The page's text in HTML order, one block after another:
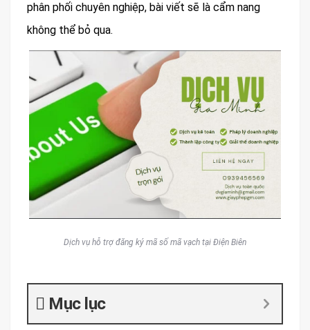
phân phối chuyên nghiệp, bài viết sẽ là cẩm nang
không thể bỏ qua.
Dịch vụ hỗ trợ đăng ký mã số mã vạch tại Điện Biên
Mục lục